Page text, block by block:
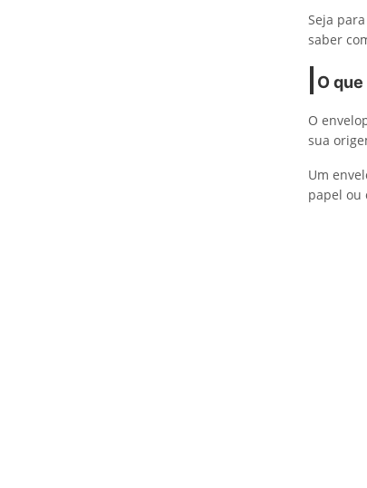
Seja
saber
O
O
sua
Um
papel ou